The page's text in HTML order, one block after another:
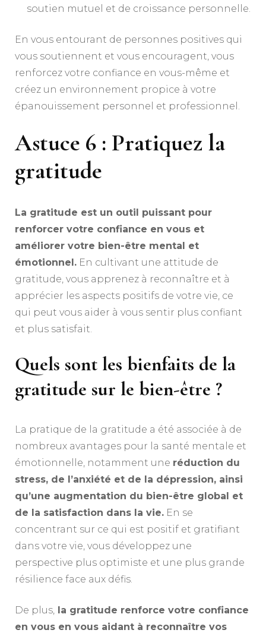
soutien mutuel et de croissance personnelle.
En vous entourant de personnes positives qui
vous soutiennent et vous encouragent, vous
renforcez votre confiance en vous-même et
créez un environnement propice à votre
épanouissement personnel et professionnel.
Astuce 6 : Pratiquez la
gratitude
La gratitude est un outil puissant pour
renforcer votre confiance en vous et
améliorer votre bien-être mental et
émotionnel. En cultivant une attitude de
gratitude, vous apprenez à reconnaître et à
apprécier les aspects positifs de votre vie, ce
qui peut vous aider à vous sentir plus confiant
et plus satisfait.
Quels sont les bienfaits de la
gratitude sur le bien-être ?
La pratique de la gratitude a été associée à de
nombreux avantages pour la santé mentale et
émotionnelle, notamment une réduction du
stress, de l’anxiété et de la dépression, ainsi
qu’une augmentation du bien-être global et
de la satisfaction dans la vie. En se
concentrant sur ce qui est positif et gratifiant
dans votre vie, vous développez une
perspective plus optimiste et une plus grande
résilience face aux défis.
De plus, la gratitude renforce votre confiance
en vous en vous aidant à reconnaître vos